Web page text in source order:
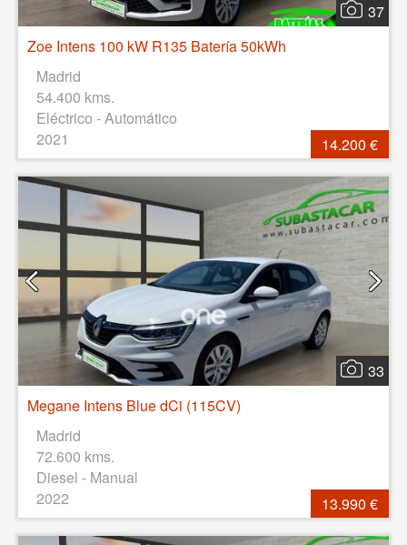
37
Zoe Intens 100 kW R135 Batería 50kWh
Madrid
54.400 kms.
Eléctrico - Automático
2021
14.200 €
33
Megane Intens Blue dCi (115CV)
Madrid
72.600 kms.
Diesel - Manual
2022
13.990 €